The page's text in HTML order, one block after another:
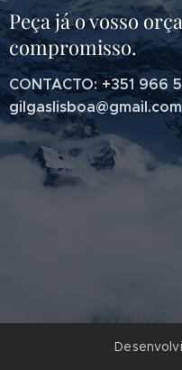
Peça já o vosso
compromisso.
CONTACTO: +351 966
gilgaslisboa@gmail.com